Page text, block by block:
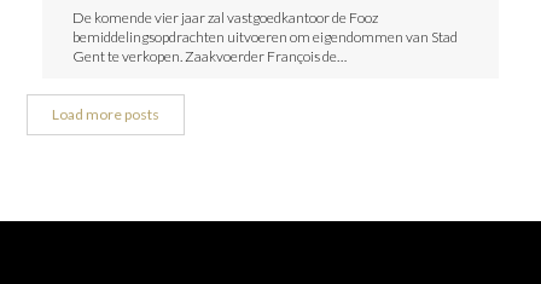
De komende vier jaar zal vastgoedkantoor de Fooz
bemiddelingsopdrachten uitvoeren om eigendommen van Stad
Gent te verkopen. Zaakvoerder François de…
Load more posts